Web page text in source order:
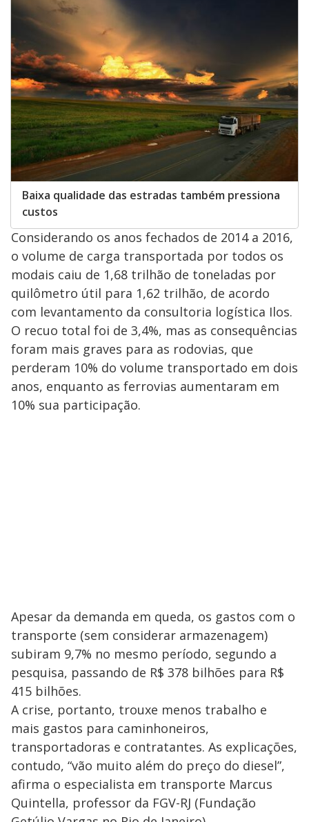
Baixa qualidade das estradas também pressiona
custos
Considerando os anos fechados de 2014 a 2016,
o volume de carga transportada por todos os
modais caiu de 1,68 trilhão de toneladas por
quilômetro útil para 1,62 trilhão, de acordo
com levantamento da consultoria logística Ilos.
O recuo total foi de 3,4%, mas as consequências
foram mais graves para as rodovias, que
perderam 10% do volume transportado em dois
anos, enquanto as ferrovias aumentaram em
10% sua participação.
Apesar da demanda em queda, os gastos com o
transporte (sem considerar armazenagem)
subiram 9,7% no mesmo período, segundo a
pesquisa, passando de R$ 378 bilhões para R$
415 bilhões.
A crise, portanto, trouxe menos trabalho e
mais gastos para caminhoneiros,
transportadoras e contratantes. As explicações,
contudo, “vão muito além do preço do diesel”,
afirma o especialista em transporte Marcus
Quintella, professor da FGV-RJ (Fundação